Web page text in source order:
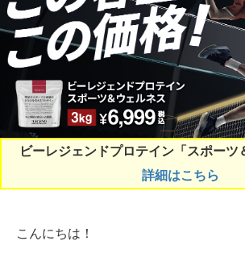
ビーレジェンドプロテイン「スポーツ
詳細はこちら
こんにちは！